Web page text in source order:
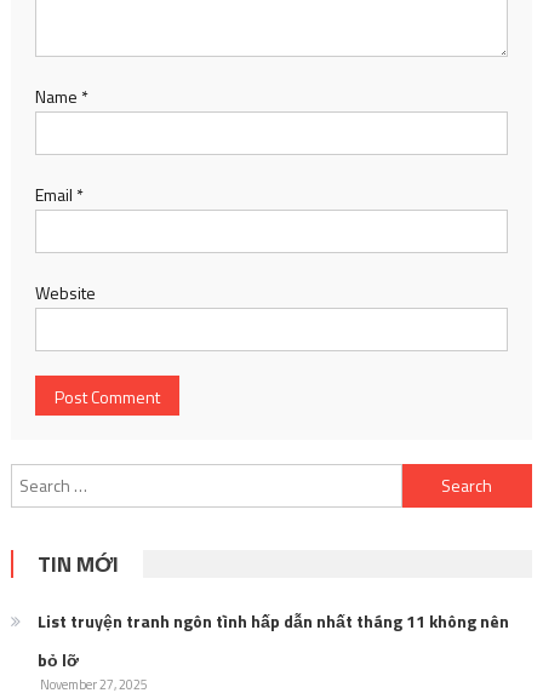
Name *
Email *
Website
Search
for:
TIN MỚI
List truyện tranh ngôn tình hấp dẫn nhất tháng 11 không nên
bỏ lỡ
November 27, 2025